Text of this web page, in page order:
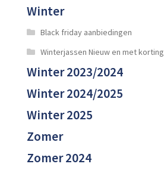
Winter
Black friday aanbiedingen
Winterjassen Nieuw en met korting
Winter 2023/2024
Winter 2024/2025
Winter 2025
Zomer
Zomer 2024